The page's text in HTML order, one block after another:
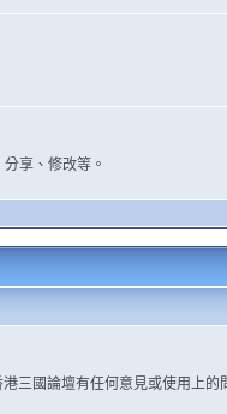
享、修改等。
三國論壇有任何意見或使用上的